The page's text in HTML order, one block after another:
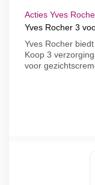
Acties Yves
Yves Rocher 3
Yves Rocher
Koop 3
voor